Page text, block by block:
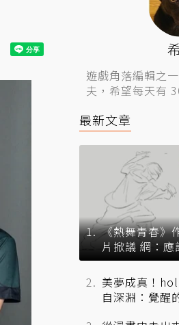
遊戲角落編輯之
夫，希望每天有
最新文章
《熱舞青春》
片掀議 網：應
美夢成真！
自深淵：覺醒